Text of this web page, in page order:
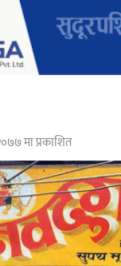
मा प्रकाशित